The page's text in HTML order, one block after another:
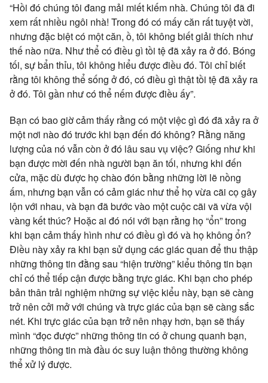
“Hồi đó chúng tôi đang mải miết kiếm nhà. Chúng tôi đã đi
xem rất nhiều ngôi nhà! Trong đó có mấy căn rất tuyệt vời,
nhưng đặc biệt có một căn, ồ, tôi không biết giải thích như
thế nào nữa. Như thể có điều gì tồi tệ đã xảy ra ở đó. Bóng
tối, sự bẩn thỉu, tôi không hiểu được điều đó. Tôi chỉ biết
rằng tôi không thể sống ở đó, có điều gì thật tồi tệ đã xảy ra
ở đó. Tôi gần như có thể nếm được điều ấy”.
Bạn có bao giờ cảm thấy rằng có một việc gì đó đã xảy ra ở
một nơi nào đó trước khi bạn đến đó không? Rằng năng
lượng của nó vẫn còn ở đó lâu sau vụ việc? Giống như khi
bạn được mời đến nhà người bạn ăn tối, nhưng khi đến
cửa, mặc dù được họ chào đón bằng những lời lẽ nồng
ấm, nhưng bạn vẫn có cảm giác như thể họ vừa cãi cọ gây
lộn với nhau, và bạn đã bước vào một cuộc cãi vã vừa vội
vàng kết thúc? Hoặc ai đó nói với bạn rằng họ “ổn” trong
khi bạn cảm thấy hình như có điều gì đó và họ không ổn?
Điều này xảy ra khi bạn sử dụng các giác quan để thu thập
những thông tin đằng sau “hiện trường” kiểu thông tin bạn
chỉ có thể tiếp cận được bằng trực giác. Khi bạn cho phép
bản thân trải nghiệm những sự việc kiểu này, bạn sẽ càng
trở nên cởi mở với chúng và trực giác của bạn sẽ càng sắc
nét. Khi trực giác của bạn trở nên nhạy hơn, bạn sẽ thấy
mình “đọc được” những thông tin có ở chung quanh bạn,
những thông tin mà đầu óc suy luận thông thường không
thể xử lý được.